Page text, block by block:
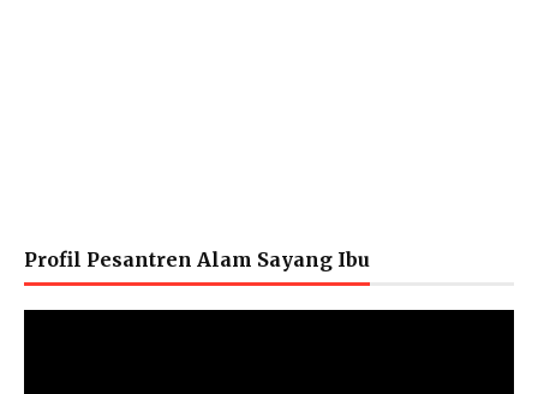
Profil Pesantren Alam Sayang Ibu